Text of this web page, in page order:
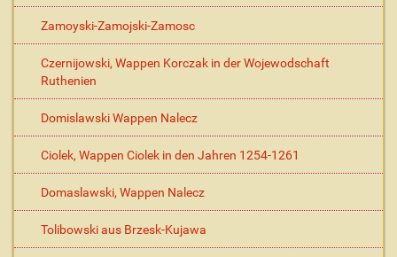
Zamoyski-Zamojski-Zamosc
Czernijowski, Wappen Korczak in der Wojewodschaft
Ruthenien
Domislawski Wappen Nalecz
Ciolek, Wappen Ciolek in den Jahren 1254-1261
Domaslawski, Wappen Nalecz
Tolibowski aus Brzesk-Kujawa